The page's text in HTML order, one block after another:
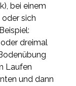
bei einem
sich
dreimal
Laufen
und dann